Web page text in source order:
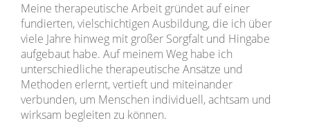
Meine therapeutische Arbeit gründet auf einer
fundierten, vielschichtigen Ausbildung, die ich über
viele Jahre hinweg mit großer Sorgfalt und Hingabe
aufgebaut habe. Auf meinem Weg habe ich
unterschiedliche therapeutische Ansätze und
Methoden erlernt, vertieft und miteinander
verbunden, um Menschen individuell, achtsam und
wirksam begleiten zu können.